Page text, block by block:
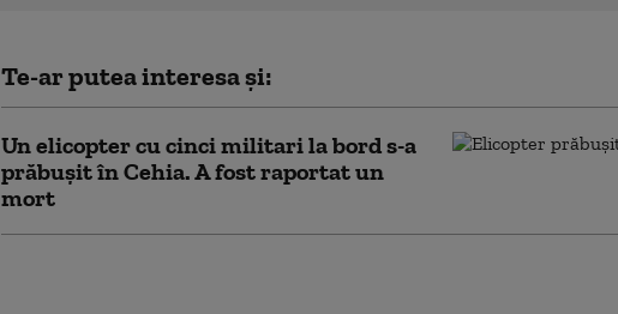
Te-ar putea interesa și:
Un elicopter cu cinci militari la bord s-a
prăbușit în Cehia. A fost raportat un
mort